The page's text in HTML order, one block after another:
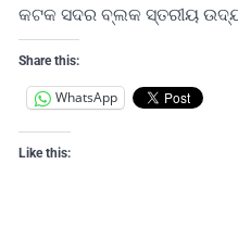
କଟକ ସଦର ବ୍ଲକ ସ୍ତରୀୟ
Share this:
WhatsApp
Like this: